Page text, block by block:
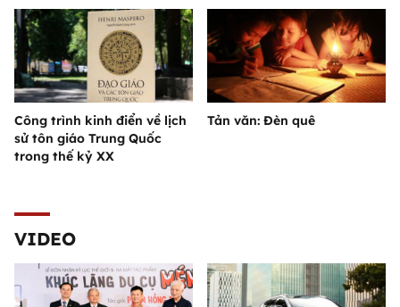
Công trình kinh điển về lịch
sử tôn giáo Trung Quốc
trong thế kỷ XX
Tản văn: Đèn quê
VIDEO